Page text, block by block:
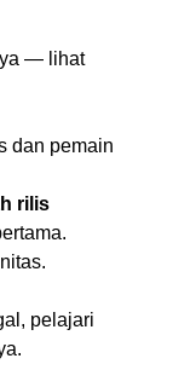
— lihat
dan pemain
rilis
pelajari